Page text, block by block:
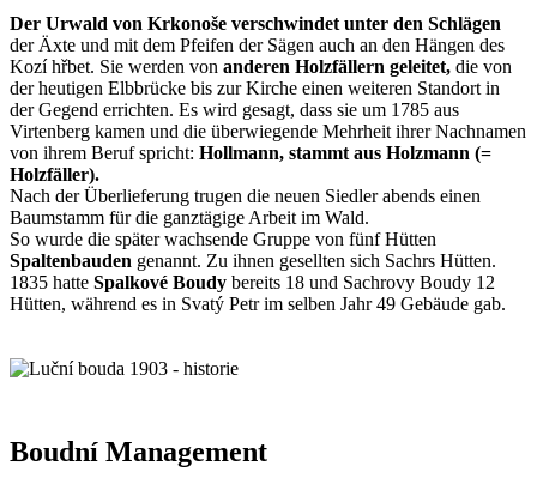
Der Urwald von Krkonoše verschwindet unter den Schlägen
der Äxte und mit dem Pfeifen der Sägen auch an den Hängen des
Kozí hřbet. Sie werden von anderen Holzfällern geleitet, die von
der heutigen Elbbrücke bis zur Kirche einen weiteren Standort in
der Gegend errichten. Es wird gesagt, dass sie um 1785 aus
Virtenberg kamen und die überwiegende Mehrheit ihrer Nachnamen
von ihrem Beruf spricht: Hollmann, stammt aus Holzmann (=
Holzfäller).
Nach der Überlieferung trugen die neuen Siedler abends einen
Baumstamm für die ganztägige Arbeit im Wald.
So wurde die später wachsende Gruppe von fünf Hütten
Spaltenbauden genannt. Zu ihnen gesellten sich Sachrs Hütten.
1835 hatte Spalkové Boudy bereits 18 und Sachrovy Boudy 12
Hütten, während es in Svatý Petr im selben Jahr 49 Gebäude gab.
Boudní Management